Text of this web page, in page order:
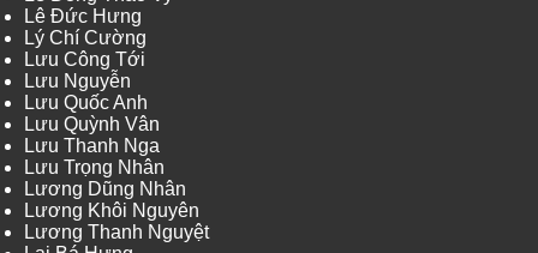
Lê Đức Hưng
Lý Chí Cường
Lưu Công Tới
Lưu Nguyễn
Lưu Quốc Anh
Lưu Quỳnh Vân
Lưu Thanh Nga
Lưu Trọng Nhân
Lương Dũng Nhân
Lương Khôi Nguyên
Lương Thanh Nguyệt